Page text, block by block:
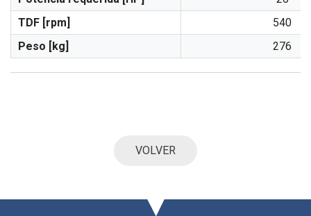
TDF [rpm]
540
Peso [kg]
276
VOLVER